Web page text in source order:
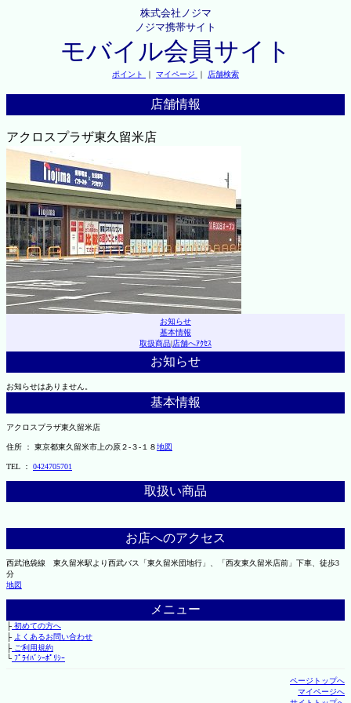
株式会社ノジマ
ノジマ携帯サイト
モバイル会員サイト
ポイント ｜ マイページ ｜ 店舗検索
店舗情報
アクロスプラザ東久留米店
お知らせ
基本情報
取扱商品|店舗へｱｸｾｽ
お知らせ
お知らせはありません。
基本情報
アクロスプラザ東久留米店
住所 ： 東京都東久留米市上の原２-３-１８地図
TEL ： 0424705701
取扱い商品
お店へのアクセス
西武池袋線 東久留米駅より西武バス「東久留米団地行」、「西友東久留米店前」下車、徒歩3
分
地図
メニュー
├初めての方へ
├ よくあるお問い合わせ
├ご利用規約
└ﾌﾟﾗｲﾊﾞｼｰﾎﾟﾘｼｰ
ページトップへ
マイページへ